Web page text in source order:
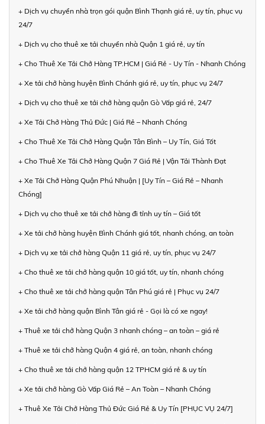
+ Dịch vụ chuyển nhà trọn gói quận Bình Thạnh giá rẻ, uy tín, phục vụ
24/7
+ Dịch vụ cho thuê xe tải chuyển nhà Quận 1 giá rẻ, uy tín
+ Cho Thuê Xe Tải Chở Hàng TP.HCM | Giá Rẻ - Uy Tín - Nhanh Chóng
+ Xe tải chở hàng huyện Bình Chánh giá rẻ, uy tín, phục vụ 24/7
+ Dịch vụ cho thuê xe tải chở hàng quận Gò Vấp giá rẻ, 24/7
+ Xe Tải Chở Hàng Thủ Đức | Giá Rẻ – Nhanh Chóng
+ Cho Thuê Xe Tải Chở Hàng Quận Tân Bình – Uy Tín, Giá Tốt
+ Cho Thuê Xe Tải Chở Hàng Quận 7 Giá Rẻ | Vận Tải Thành Đạt
+ Xe Tải Chở Hàng Quận Phú Nhuận | [Uy Tín – Giá Rẻ – Nhanh
Chóng]
+ Dịch vụ cho thuê xe tải chở hàng đi tỉnh uy tín – Giá tốt
+ Xe tải chở hàng huyện Bình Chánh giá tốt, nhanh chóng, an toàn
+ Dịch vụ xe tải chở hàng Quận 11 giá rẻ, uy tín, phục vụ 24/7
+ Cho thuê xe tải chở hàng quận 10 giá tốt, uy tín, nhanh chóng
+ Cho thuê xe tải chở hàng quận Tân Phú giá rẻ | Phục vụ 24/7
+ Xe tải chở hàng quận Bình Tân giá rẻ - Gọi là có xe ngay!
+ Thuê xe tải chở hàng Quận 3 nhanh chóng – an toàn – giá rẻ
+ Thuê xe tải chở hàng Quận 4 giá rẻ, an toàn, nhanh chóng
+ Cho thuê xe tải chở hàng quận 12 TPHCM giá rẻ & uy tín
+ Xe tải chở hàng Gò Vấp Giá Rẻ – An Toàn – Nhanh Chóng
+ Thuê Xe Tải Chở Hàng Thủ Đức Giá Rẻ & Uy Tín [PHỤC VỤ 24/7]